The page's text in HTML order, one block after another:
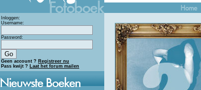
Inloggen:
Username:
Password:
Geen account ? Registreer nu
Pass kwijt ? Laat het forum mailen